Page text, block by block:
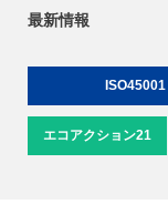
最新情報
ISO45001
エコアクション21